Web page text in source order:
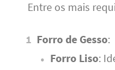
Entre os mais
Forro de Gesso:
Forro Liso: